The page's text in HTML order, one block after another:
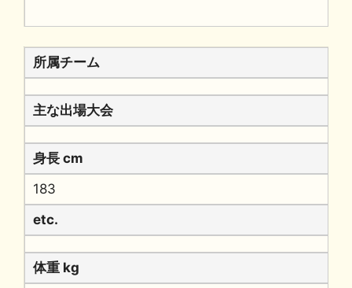
所属チーム
主な出場大会
身長 cm
183
etc.
体重 kg